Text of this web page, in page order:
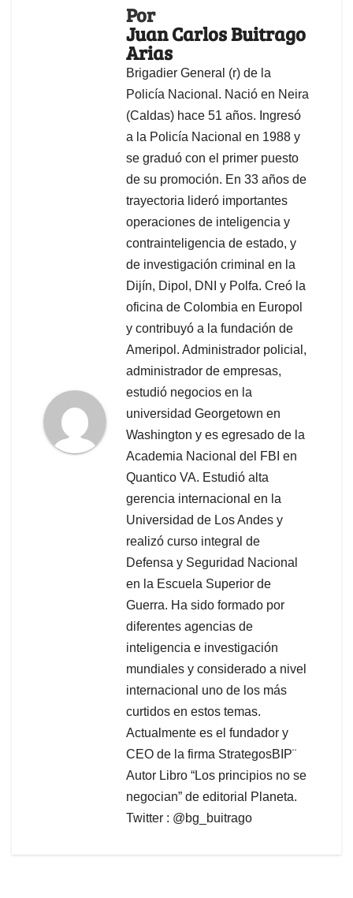
Por
Juan Carlos Buitrago
Arias
Brigadier General (r) de la
Policía Nacional. Nació en Neira
(Caldas) hace 51 años. Ingresó
a la Policía Nacional en 1988 y
se graduó con el primer puesto
de su promoción. En 33 años de
trayectoria lideró importantes
operaciones de inteligencia y
contrainteligencia de estado, y
de investigación criminal en la
Dijín, Dipol, DNI y Polfa. Creó la
oficina de Colombia en Europol
y contribuyó a la fundación de
Ameripol. Administrador policial,
administrador de empresas,
estudió negocios en la
universidad Georgetown en
Washington y es egresado de la
Academia Nacional del FBI en
Quantico VA. Estudió alta
gerencia internacional en la
Universidad de Los Andes y
realizó curso integral de
Defensa y Seguridad Nacional
en la Escuela Superior de
Guerra. Ha sido formado por
diferentes agencias de
inteligencia e investigación
mundiales y considerado a nivel
internacional uno de los más
curtidos en estos temas.
Actualmente es el fundador y
CEO de la firma StrategosBIP¨
Autor Libro “Los principios no se
negocian” de editorial Planeta.
Twitter : @bg_buitrago